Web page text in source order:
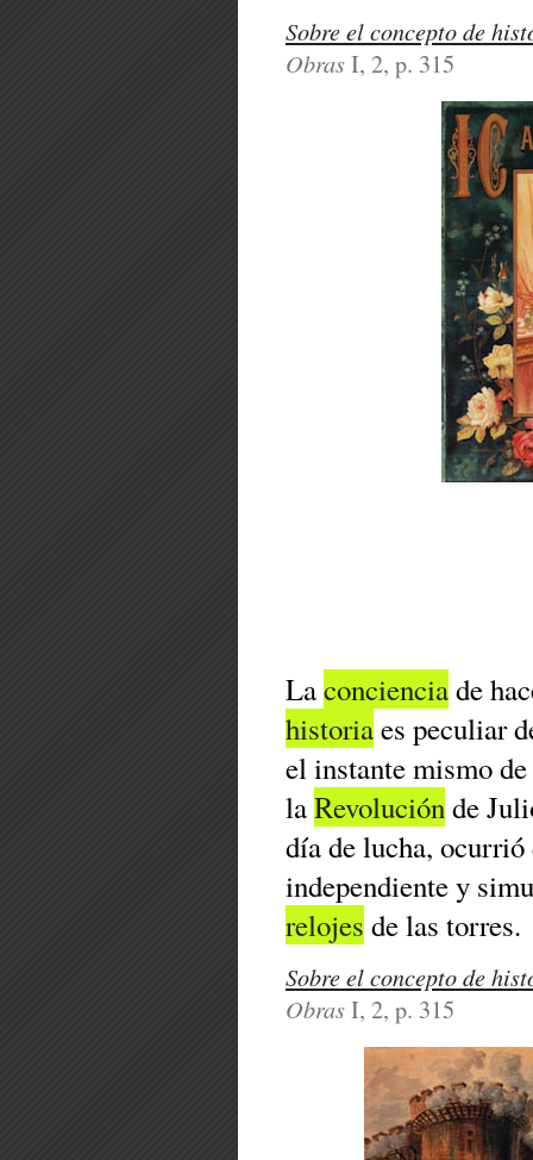
Sobre el concepto de
ObrasI, 2, p. 315
Laconcienciade
historiaes peculiar
el instante mismo
laRevoluciónde
día de lucha,
independiente y
relojes de las torres.
Sobre el concepto de
ObrasI, 2, p. 315